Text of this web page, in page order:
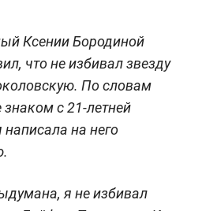
Ксении Бородиной
что не избивал звезду
По словам
с 21-летней
на него
я не избивал